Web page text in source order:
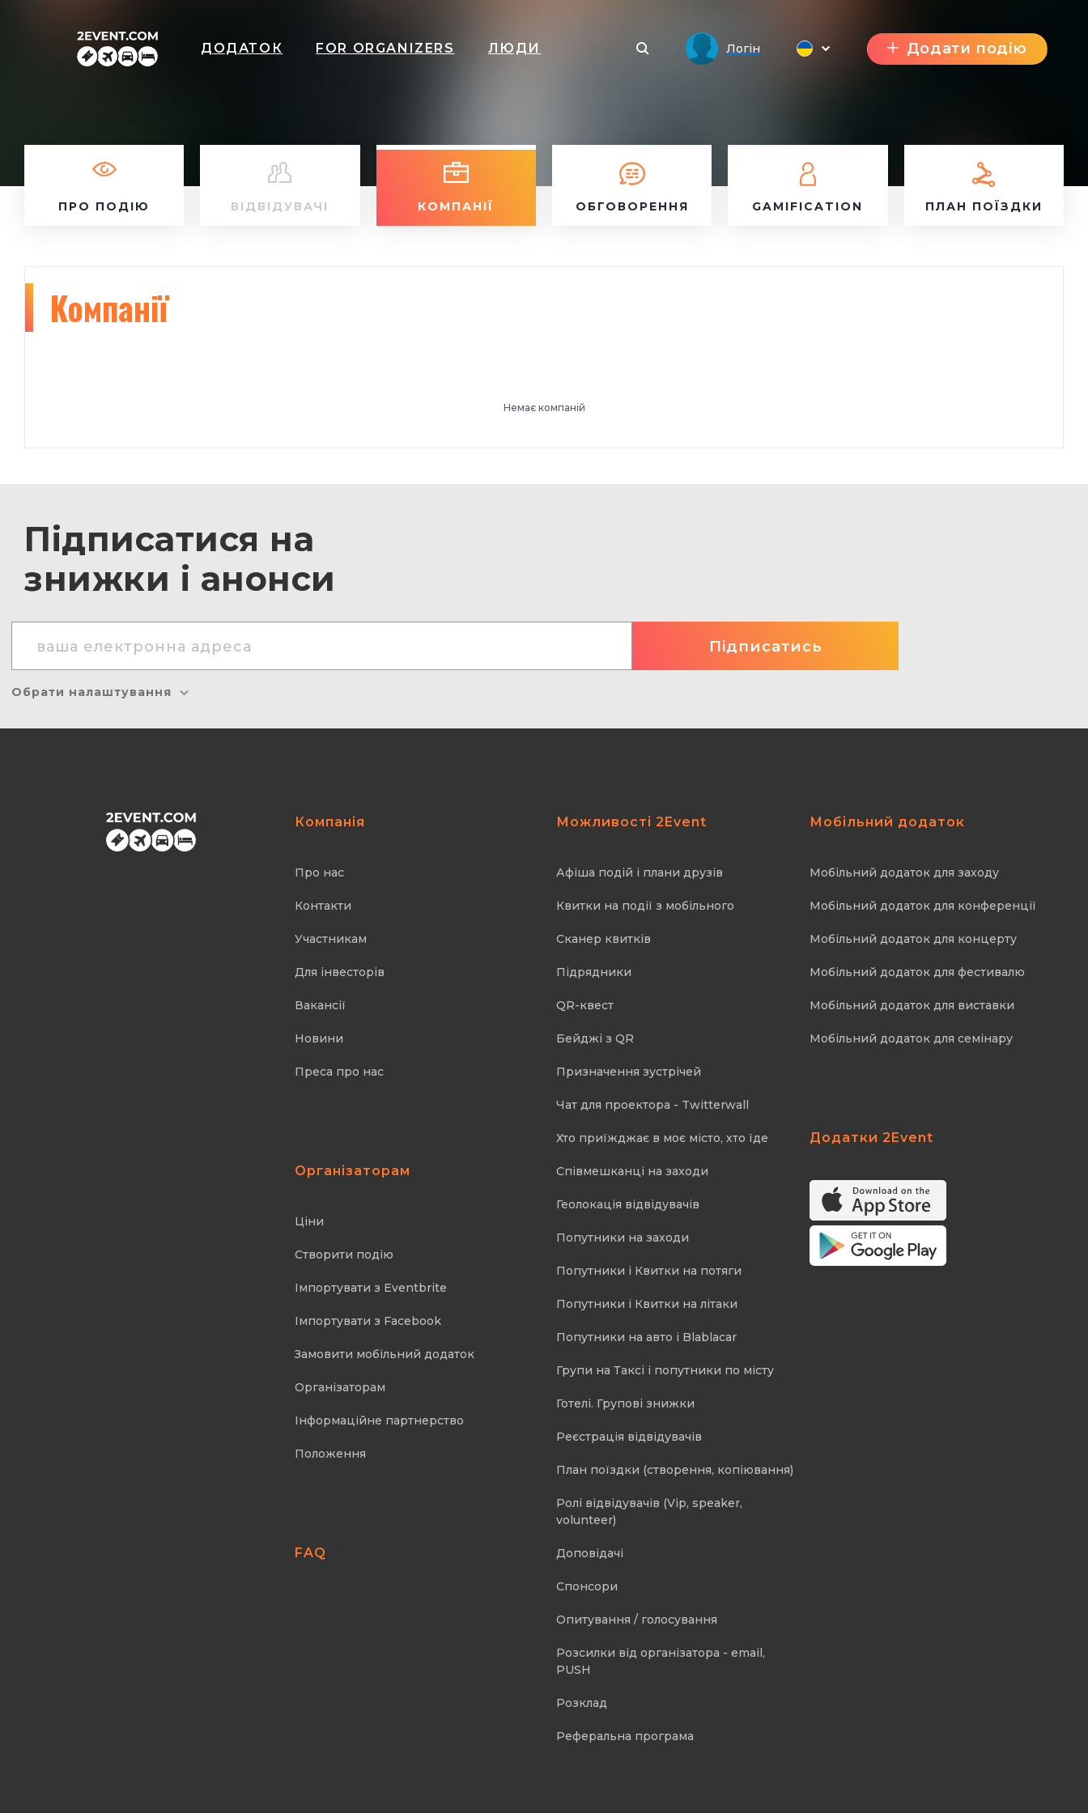
ДОДАТОК FOR ORGANIZERS ЛЮДИ Логін Додати подію
ПРО ПОДІЮ ВІДВІДУВАЧІ КОМПАНІЇ ОБГОВОРЕННЯ GAMIFICATION ПЛАН ПОЇЗДКИ
Компанії
Немає компаній
Підписатися на
знижки і анонси
Обрати налаштування
Компанія
Про нас
Контакти
Участникам
Для інвесторів
Вакансії
Новини
Преса про нас
Організаторам
Ціни
Створити подію
Імпортувати з Eventbrite
Імпортувати з Facebook
Замовити мобільний додаток
Організаторам
Інформаційне партнерство
Положення
FAQ
Можливості 2Event
Афіша подій і плани друзів
Квитки на події з мобільного
Cканер квитків
Підрядники
QR-квест
Бейджі з QR
Призначення зустрічей
Чат для проектора - Twitterwall
Хто приїжджає в моє місто, хто їде
Співмешканці на заходи
Геолокація відвідувачів
Попутники на заходи
Попутники і Квитки на потяги
Попутники і Квитки на літаки
Попутники на авто і Blablacar
Групи на Таксі і попутники по місту
Готелі. Групові знижки
Реєстрація відвідувачів
План поїздки (створення, копіювання)
Ролі відвідувачів (Vip, speaker,
volunteer)
Доповідачі
Спонсори
Опитування / голосування
Розсилки від організатора - email,
PUSH
Розклад
Реферальна програма
Мобільний додаток
Мобільний додаток для заходу
Мобільний додаток для конференції
Мобільний додаток для концерту
Мобільний додаток для фестивалю
Мобільний додаток для виставки
Мобільний додаток для семінару
Додатки 2Event